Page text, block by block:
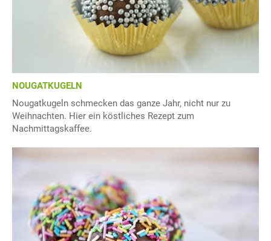
NOUGATKUGELN
Nougatkugeln schmecken das ganze Jahr, nicht nur zu
Weihnachten. Hier ein köstliches Rezept zum
Nachmittagskaffee.